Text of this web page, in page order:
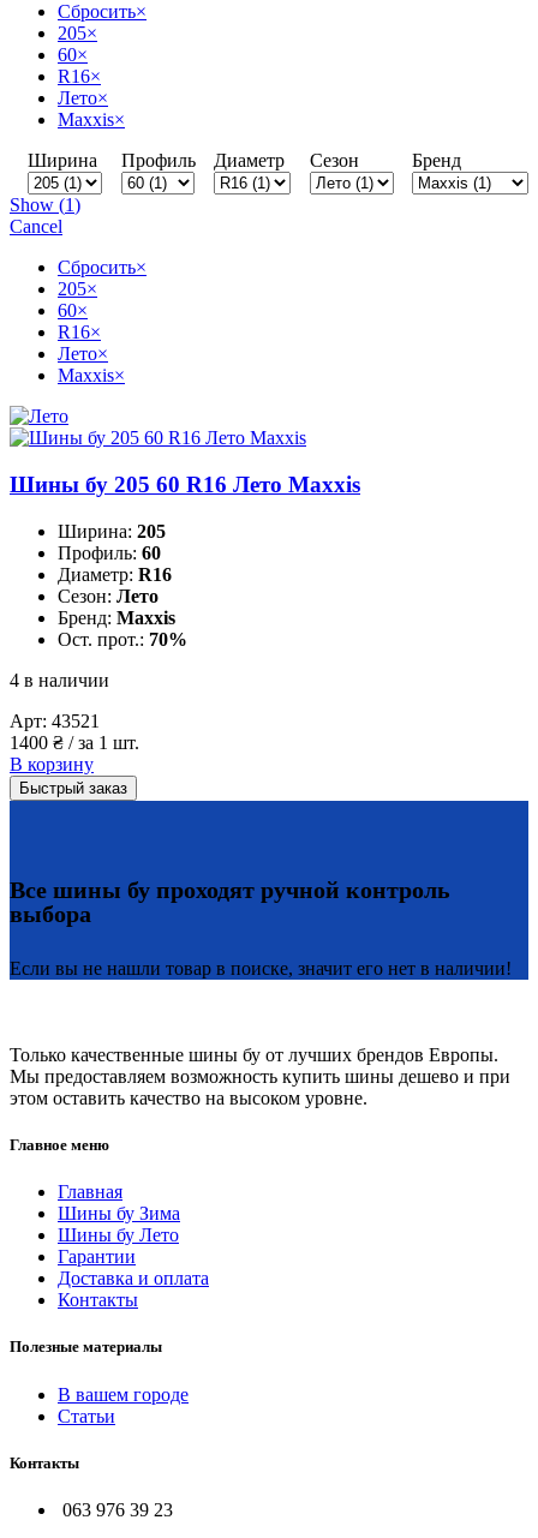
Сбросить×
205×
60×
R16×
Лето×
Maxxis×
Ширина
Профиль Диаметр Сезон Бренд
Show (1)
Cancel
Сбросить×
205×
60×
R16×
Лето×
Maxxis×
Шины бу 205 60 R16 Лето Maxxis
Ширина: 205
Профиль: 60
Диаметр: R16
Сезон: Лето
Бренд: Maxxis
Ост. прот.: 70%
4 в наличии
Арт: 43521
1400 ₴ / за 1 шт.
В корзину
Быстрый заказ
Все шины бу проходят ручной контроль
выбора
Если вы не нашли товар в поиске, значит его нет в наличии!
Только качественные шины бу от лучших брендов Европы.
Мы предоставляем возможность купить шины дешево и при
этом оставить качество на высоком уровне.
Главное меню
Главная
Шины бу Зима
Шины бу Лето
Гарантии
Доставка и оплата
Контакты
Полезные материалы
В вашем городе
Статьи
Контакты
063 976 39 23